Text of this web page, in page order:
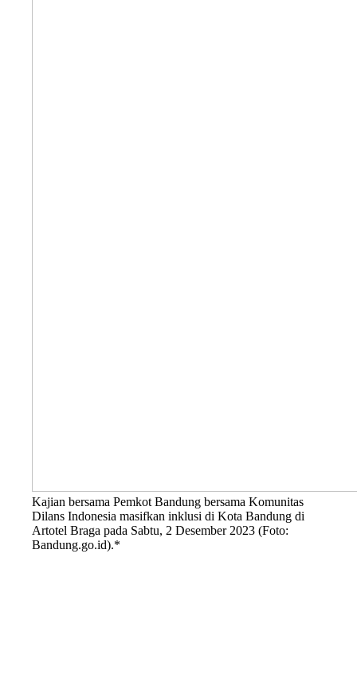
Kajian bersama Pemkot Bandung bersama Komunitas
Dilans Indonesia masifkan inklusi di Kota Bandung di
Artotel Braga pada Sabtu, 2 Desember 2023 (Foto:
Bandung.go.id).*